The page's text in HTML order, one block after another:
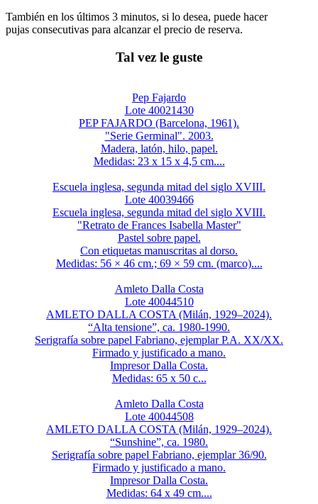
También en los últimos 3 minutos, si lo desea, puede hacer
pujas consecutivas para alcanzar el precio de reserva.
Tal vez le guste
Pep Fajardo
Lote 40021430
PEP FAJARDO (Barcelona, 1961).
"Serie Germinal". 2003.
Madera, latón, hilo, papel.
Medidas: 23 x 15 x 4,5 cm....
Escuela inglesa, segunda mitad del siglo XVIII.
Lote 40039466
Escuela inglesa, segunda mitad del siglo XVIII.
"Retrato de Frances Isabella Master"
Pastel sobre papel.
Con etiquetas manuscritas al dorso.
Medidas: 56 × 46 cm.; 69 × 59 cm. (marco)....
Amleto Dalla Costa
Lote 40044510
AMLETO DALLA COSTA (Milán, 1929–2024).
“Alta tensione”, ca. 1980-1990.
Serigrafía sobre papel Fabriano, ejemplar P.A. XX/XX.
Firmado y justificado a mano.
Impresor Dalla Costa.
Medidas: 65 x 50 c...
Amleto Dalla Costa
Lote 40044508
AMLETO DALLA COSTA (Milán, 1929–2024).
“Sunshine”, ca. 1980.
Serigrafía sobre papel Fabriano, ejemplar 36/90.
Firmado y justificado a mano.
Impresor Dalla Costa.
Medidas: 64 x 49 cm....